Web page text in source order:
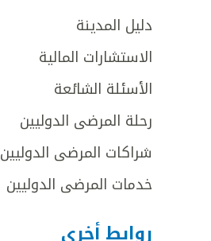
دليل المدينة
الاستشارات المالية
الأسئلة الشائعة
رحلة المرضى الدوليين
شراكات المرضى الدوليين
خدمات المرضى الدوليين
روابط أخرى